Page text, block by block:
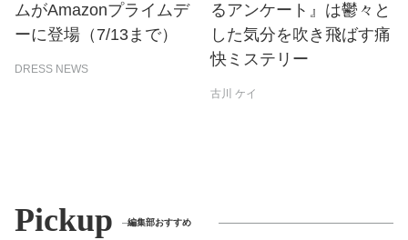
ムがAmazonプライムデ
ーに登場（7/13まで）
DRESS NEWS
るアンケート』は鬱々と
した気分を吹き飛ばす痛
快ミステリー
古川 ケイ
Pickup 編集部おすすめ